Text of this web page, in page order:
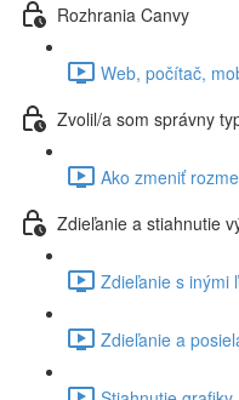
Rozhrania Canvy
Web, počítač,
Zvolil/a som správny
Ako zmeniť
Zdieľanie a stiahnutie
Zdieľanie s inými
Zdieľanie a